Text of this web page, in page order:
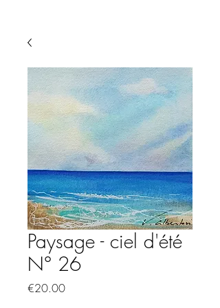
Paysage - ciel d'été
N° 26
€20.00Price